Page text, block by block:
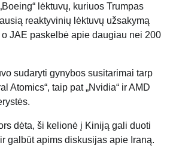
lėktuvų, kuriuos Trumpas
reaktyvinių lėktuvų užsakymą
JAE paskelbė apie daugiau nei 200
sudaryti gynybos susitarimai tarp
Atomics“, taip pat „Nvidia“ ir AMD
dėta, ši kelionė į Kiniją gali duoti
galbūt apims diskusijas apie Iraną.